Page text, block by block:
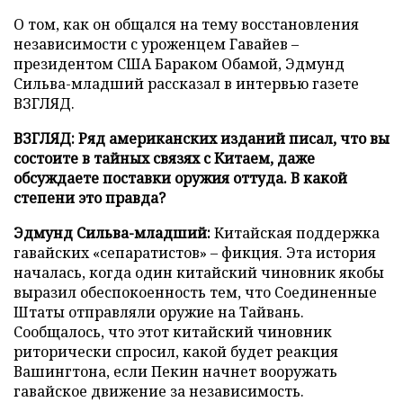
О том, как он общался на тему восстановления
независимости с уроженцем Гавайев –
президентом США Бараком Обамой, Эдмунд
Сильва-младший рассказал в интервью газете
ВЗГЛЯД.
ВЗГЛЯД: Ряд американских изданий писал, что вы
состоите в тайных связях с Китаем, даже
обсуждаете поставки оружия оттуда. В какой
степени это правда?
Эдмунд Сильва-младший:Китайская поддержка
гавайских «сепаратистов» – фикция. Эта история
началась, когда один китайский чиновник якобы
выразил обеспокоенность тем, что Соединенные
Штаты отправляли оружие на Тайвань.
Сообщалось, что этот китайский чиновник
риторически спросил, какой будет реакция
Вашингтона, если Пекин начнет вооружать
гавайское движение за независимость.